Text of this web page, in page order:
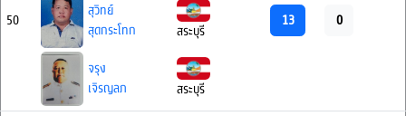
50
สุวิทย์
สุดกระโทก
สระบุรี
จรุง
เจิรญลภ
สระบุรี
13 0